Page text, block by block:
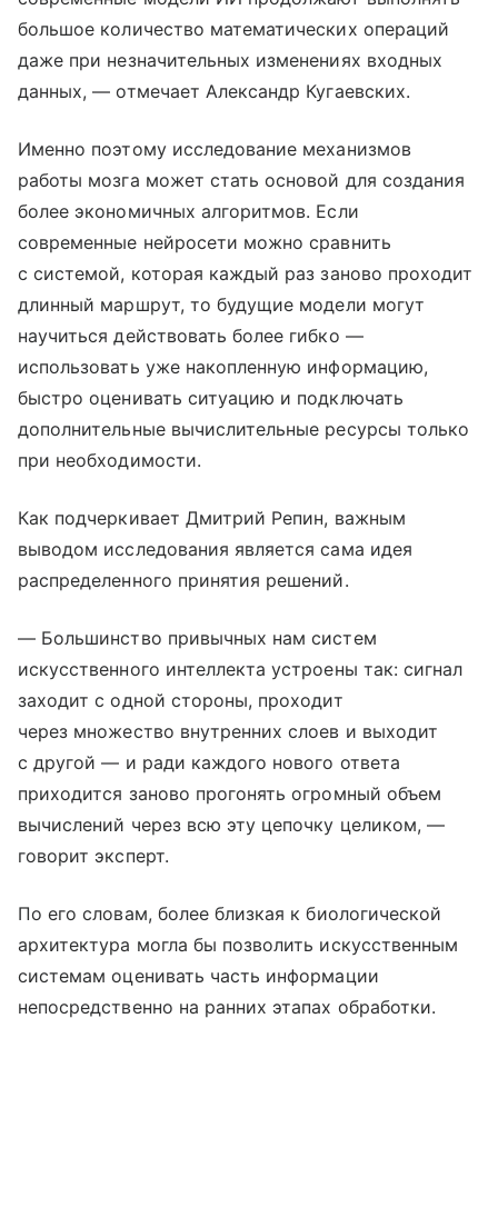
большое количество математических операций
даже при незначительных изменениях входных
данных, — отмечает Александр Кугаевских.
Именно поэтому исследование механизмов
работы мозга может стать основой для создания
более экономичных алгоритмов. Если
современные нейросети можно сравнить
с системой, которая каждый раз заново проходит
длинный маршрут, то будущие модели могут
научиться действовать более гибко —
использовать уже накопленную информацию,
быстро оценивать ситуацию и подключать
дополнительные вычислительные ресурсы только
при необходимости.
Как подчеркивает Дмитрий Репин, важным
выводом исследования является сама идея
распределенного принятия решений.
— Большинство привычных нам систем
искусственного интеллекта устроены так: сигнал
заходит с одной стороны, проходит
через множество внутренних слоев и выходит
с другой — и ради каждого нового ответа
приходится заново прогонять огромный объем
вычислений через всю эту цепочку целиком, —
говорит эксперт.
По его словам, более близкая к биологической
архитектура могла бы позволить искусственным
системам оценивать часть информации
непосредственно на ранних этапах обработки.